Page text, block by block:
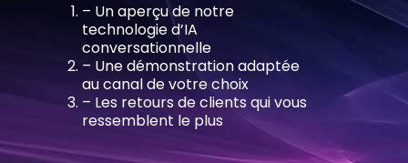
– Un aperçu de notre
technologie d’IA
conversationnelle
– Une démonstration adaptée
au canal de votre choix
– Les retours de clients qui vous
ressemblent le plus